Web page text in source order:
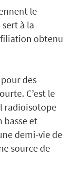
le
à la
obtenu
des
C’est le
radioisotope
basse et
demi-vie de
source de